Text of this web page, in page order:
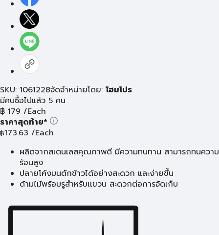
SKU: 1061228จัดจำหน่ายโดย: โฮมโปร
มีคนซื้อไปแล้ว 5 คน
฿ 179 /Each
ราคาสุดท้าย*
฿173.63 /Each
ผลิตจากสเตนเลสคุณภาพดี มีความทนทาน สามารถทนความ
ร้อนสูง
ปลายโค้งมนตักข้าวได้อย่างสะดวก และง่ายขึ้น
ด้ามไม้พร้อมรูสำหรับเเขวน สะดวกต่อการจัดเก็บ